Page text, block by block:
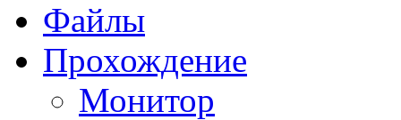
Файлы
Прохождение
Монитор